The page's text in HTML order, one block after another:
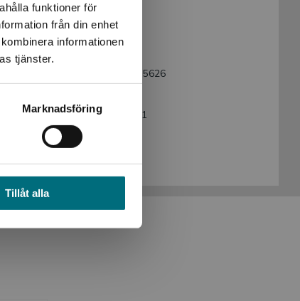
funktioner för
från din enhet
informationen
tjänster.
Marknadsföring
Tillåt alla
Språk:
Svenska
Lättlästnivå:
Nivå 2
LIX:
9789175675626
Artikelnummer:
41398-EB01
Upplaga: